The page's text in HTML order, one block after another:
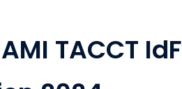
TACCT IdF